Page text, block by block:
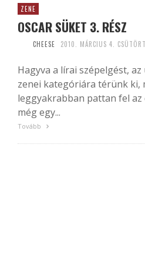
ZENE
OSCAR SÜKET 3. RÉSZ
CHEESE 2010. MÁRCIUS 4.
Hagyva a lírai szépelgést,
zenei kategóriára térünk ki,
leggyakrabban pattan fel
még egy...
Tovább